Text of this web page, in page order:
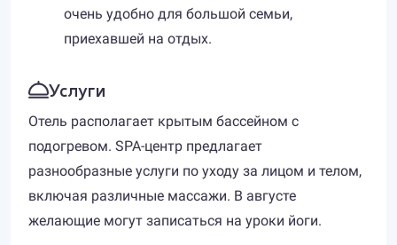
очень удобно для большой семьи,
приехавшей на отдых.
Услуги
Отель располагает крытым бассейном с
подогревом. SPA-центр предлагает
разнообразные услуги по уходу за лицом и телом,
включая различные массажи. В августе
желающие могут записаться на уроки йоги.